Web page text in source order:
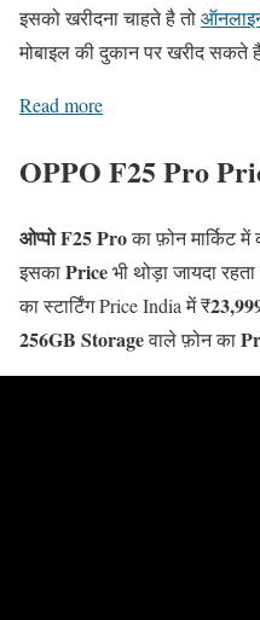
इसको खरीदना चाहते है तो
मोबाइल की दुकान पर खरीद सकते
Read more
OPPO F25 Pro
ओप्पो F25 Proका फ़ोन मार्किट
इसकाPriceभी थोड़ा जायदा
का स्टार्टिंग Price India में ₹
256GB Storageवाले फ़ोन का